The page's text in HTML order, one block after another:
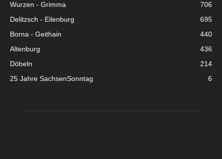
Wurzen - Grimma
706
Delitzsch - Eilenburg
695
Borna - Geithain
440
Altenburg
436
Döbeln
214
25 Jahre SachsenSonntag
6